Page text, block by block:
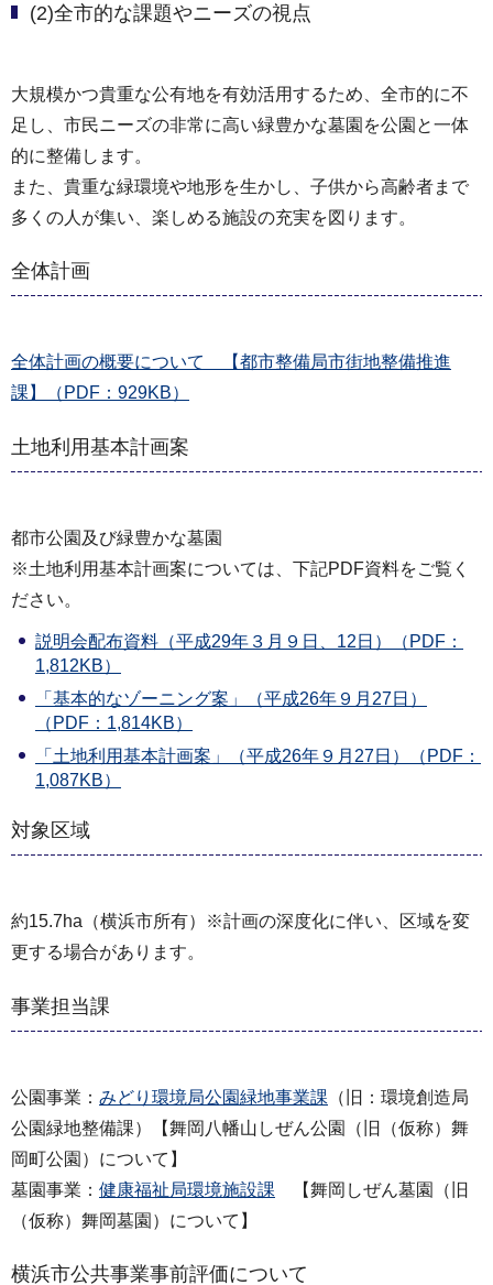
(2)全市的な課題やニーズの視点
大規模かつ貴重な公有地を有効活用するため、全市的に不
足し、市民ニーズの非常に高い緑豊かな墓園を公園と一体
的に整備します。
また、貴重な緑環境や地形を生かし、子供から高齢者まで
多くの人が集い、楽しめる施設の充実を図ります。
全体計画
全体計画の概要について 【都市整備局市街地整備推進
課】（PDF：929KB）
土地利用基本計画案
都市公園及び緑豊かな墓園
※土地利用基本計画案については、下記PDF資料をご覧く
ださい。
説明会配布資料（平成29年３月９日、12日）（PDF：
1,812KB）
「基本的なゾーニング案」（平成26年９月27日）
（PDF：1,814KB）
「土地利用基本計画案」（平成26年９月27日）（PDF：
1,087KB）
対象区域
約15.7ha（横浜市所有）※計画の深度化に伴い、区域を変
更する場合があります。
事業担当課
公園事業： みどり環境局公園緑地事業課 （旧：環境創造局
公園緑地整備課）【舞岡八幡山しぜん公園（旧（仮称）舞
岡町公園）について】
墓園事業： 健康福祉局環境施設課 【舞岡しぜん墓園（旧
（仮称）舞岡墓園）について】
横浜市公共事業事前評価について